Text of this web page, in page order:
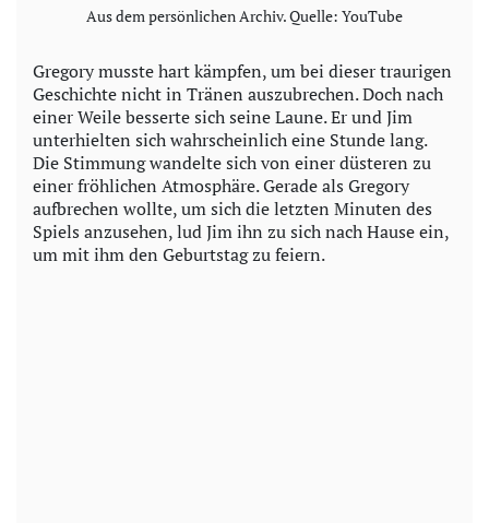
Aus dem persönlichen Archiv. Quelle: YouTube
Gregory musste hart kämpfen, um bei dieser traurigen
Geschichte nicht in Tränen auszubrechen. Doch nach
einer Weile besserte sich seine Laune. Er und Jim
unterhielten sich wahrscheinlich eine Stunde lang.
Die Stimmung wandelte sich von einer düsteren zu
einer fröhlichen Atmosphäre. Gerade als Gregory
aufbrechen wollte, um sich die letzten Minuten des
Spiels anzusehen, lud Jim ihn zu sich nach Hause ein,
um mit ihm den Geburtstag zu feiern.